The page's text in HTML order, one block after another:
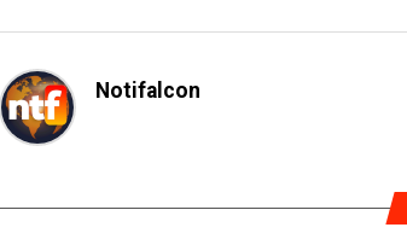
Notifalcon